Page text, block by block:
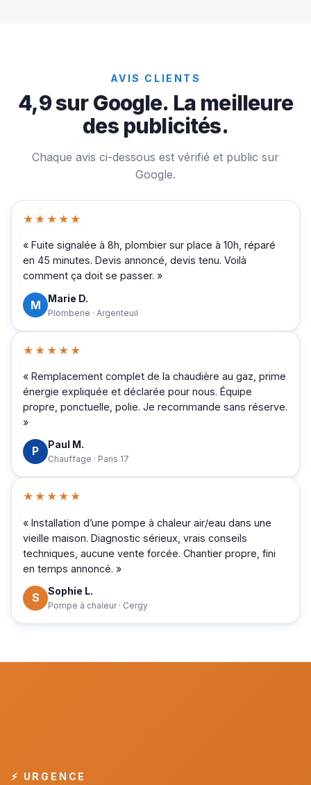
AVIS CLIENTS
4,9 sur Google. La meilleure
des publicités.
Chaque avis ci-dessous est vérifié et public sur
Google.
★★★★★
« Fuite signalée à 8h, plombier sur place à 10h, réparé
en 45 minutes. Devis annoncé, devis tenu. Voilà
comment ça doit se passer. »
M Marie D.
Plomberie · Argenteuil
★★★★★
« Remplacement complet de la chaudière au gaz, prime
énergie expliquée et déclarée pour nous. Équipe
propre, ponctuelle, polie. Je recommande sans réserve.
»
P Paul M.
Chauffage · Paris 17
★★★★★
« Installation d’une pompe à chaleur air/eau dans une
vieille maison. Diagnostic sérieux, vrais conseils
techniques, aucune vente forcée. Chantier propre, fini
en temps annoncé. »
S Sophie L.
Pompe à chaleur · Cergy
⚡ URGENCE